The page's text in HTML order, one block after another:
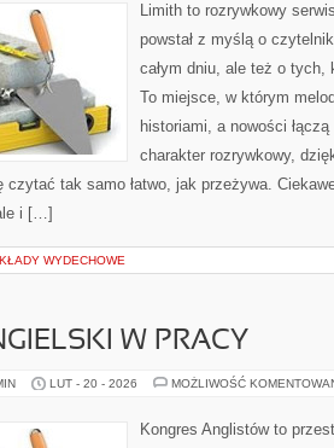
Limith to rozrywkowy
powstał z myślą o
całym dniu, ale też o
To miejsce, w którym
historiami, a nowości
charakter rozrywkowy,
czytać tak samo łatwo, jak przeżywa.
i […]
WYDECHOWE
W PRACY
LUT - 20 - 2026 MOŻLIWOŚĆ
Kongres Anglistów to